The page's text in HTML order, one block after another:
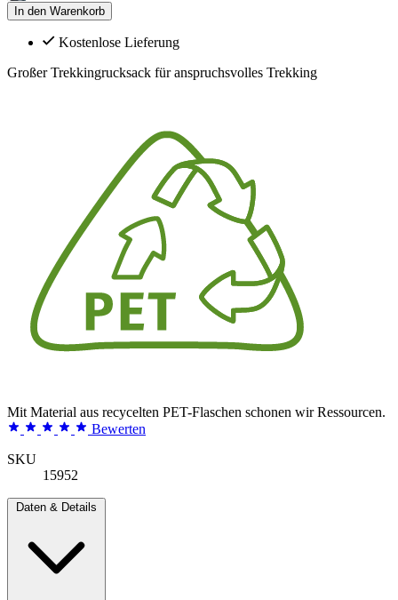
In den Warenkorb
Kostenlose Lieferung
Großer Trekkingrucksack für anspruchsvolles Trekking
Mit Material aus recycelten PET-Flaschen schonen wir Ressourcen.
Bewerten
SKU
15952
Daten & Details